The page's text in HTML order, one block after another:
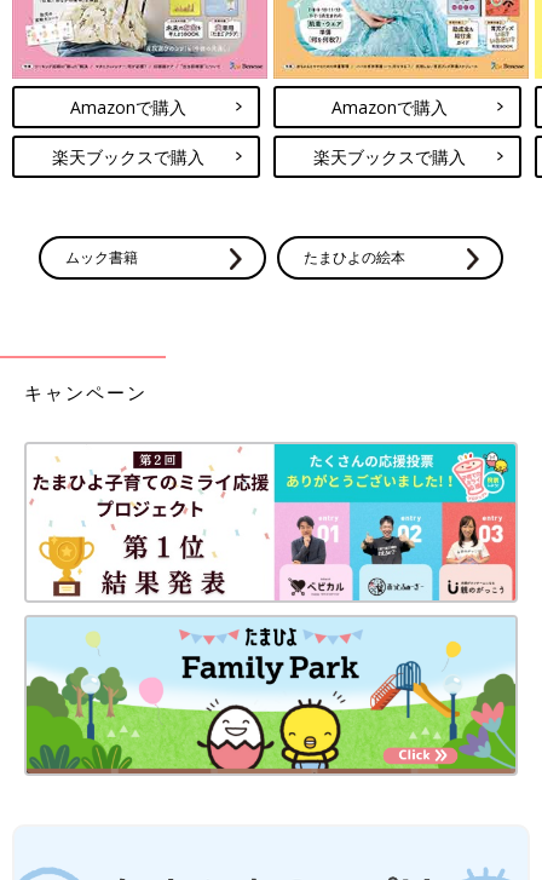
男の子はおしっこが前に出るので、ペットシーツの奥側に赤ちゃ
う。
女の子は、ペットシーツの真ん中あたりにおしりがくるようにし
ます。前後が均等になるくらいがいいでしょう。
監修／辻直美さん 撮影／アベユキヘ 取材・文／ひよこクラブ
編集部
国際災害レスキューナースに聞いた！読
んだ直後から始められる災害への備え
夏から秋にかけて注意したい台風や大雨などが
原因の災害。どのように防災対策をしているの
か口コミサイト「ウィメンズパーク」のママの
声とともに、国際災害レスキューナースの辻直
美さんに災害に備えるポイントを聞きました。
こういった代用アイデアがあることを知っているだけで、もしも
参考／『ひよこクラブ』2021年9月号「100均グッズでできる
Amazonで購入
楽天ブックスで購入
Amazonで購入
楽天ブックスで購入
ムック書籍 たまひよの絵本
キャンペーン